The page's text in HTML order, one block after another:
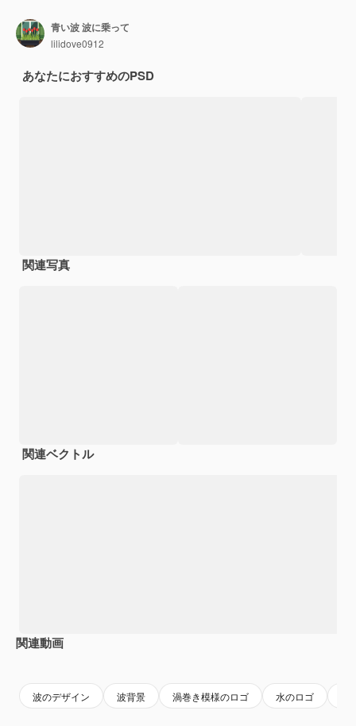
青い波 波に乗って
lilidove0912
あなたにおすすめのPSD
関連写真
関連ベクトル
関連動画
波のデザイン 波背景 渦巻き模様のロゴ 水のロゴ